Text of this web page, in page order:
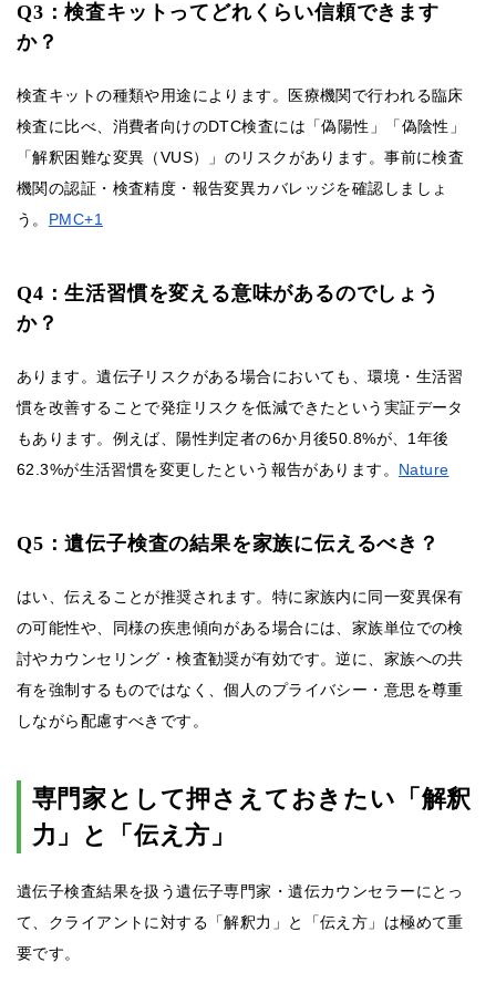
Q3：検査キットってどれくらい信頼できます
か？
検査キットの種類や用途によります。医療機関で行われる臨床
検査に比べ、消費者向けのDTC検査には「偽陽性」「偽陰性」
「解釈困難な変異（VUS）」のリスクがあります。事前に検査
機関の認証・検査精度・報告変異カバレッジを確認しましょ
う。 PMC+1
Q4：生活習慣を変える意味があるのでしょう
か？
あります。遺伝子リスクがある場合においても、環境・生活習
慣を改善することで発症リスクを低減できたという実証データ
もあります。例えば、陽性判定者の6か月後50.8%が、1年後
62.3%が生活習慣を変更したという報告があります。 Nature
Q5：遺伝子検査の結果を家族に伝えるべき？
はい、伝えることが推奨されます。特に家族内に同一変異保有
の可能性や、同様の疾患傾向がある場合には、家族単位での検
討やカウンセリング・検査勧奨が有効です。逆に、家族への共
有を強制するものではなく、個人のプライバシー・意思を尊重
しながら配慮すべきです。
専門家として押さえておきたい「解釈
力」と「伝え方」
遺伝子検査結果を扱う遺伝子専門家・遺伝カウンセラーにとっ
て、クライアントに対する「解釈力」と「伝え方」は極めて重
要です。